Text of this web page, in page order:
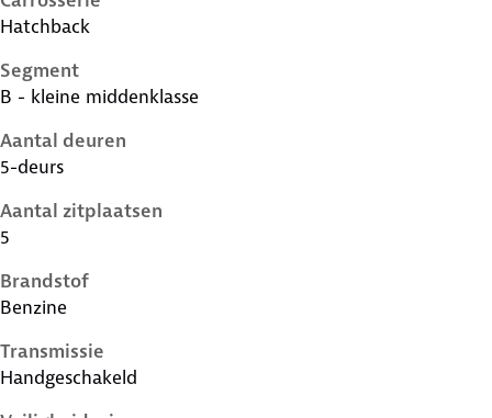
Hatchback
Segment
B - kleine middenklasse
Aantal deuren
5-deurs
Aantal zitplaatsen
5
Brandstof
Benzine
Transmissie
Handgeschakeld